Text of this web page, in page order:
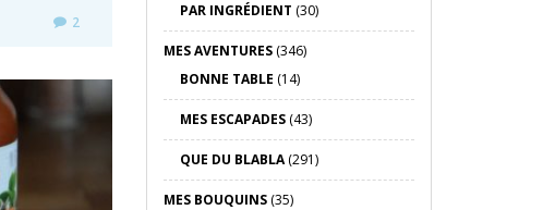
2
PAR INGRÉDIENT (30)
MES AVENTURES(346)
BONNE TABLE (14)
MES ESCAPADES(43)
QUE DU BLABLA(291)
MES BOUQUINS(35)